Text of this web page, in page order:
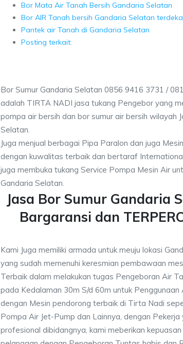
Bor Mata Air Tanah Bersih Gandaria Selatan
Bor AIR Tanah bersih Gandaria Selatan
Pantek air Tanah di Gandaria Selatan
Posting terkait:
Bor Sumur Gandaria Selatan 0856 9416 3731 /
adalah TIRTA NADI jasa tukang Pengebor yang
pompa air bersih dan bor sumur air bersih wilayah
Selatan.
Juga menjual berbagai Pipa Paralon dan juga
dengan kuwalitas terbaik dan bertaraf
juga membuka tukang Service Pompa Mesin Air
Gandaria Selatan.
Jasa Bor Sumur Gandaria
Bargaransi dan
Kami Juga memiliki armada untuk meuju lokasi
yang sudah memenuhi keresmian pembawaan
Terbaik dalam melakukan tugas Pengeboran Air
pada Kedalaman 30m S/d 60m untuk Penggunaan
dengan Mesin pendorong terbaik di Tirta Nadi
Pompa Air Jet-Pump dan Lainnya, dengan Pekerja
profesional dibidangnya, kami meberikan kepuasan